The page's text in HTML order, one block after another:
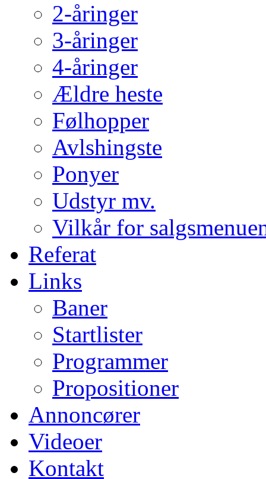
2-åringer
3-åringer
4-åringer
Ældre heste
Følhopper
Avlshingste
Ponyer
Udstyr mv.
Vilkår for
Referat
Links
Baner
Startlister
Programmer
Propositioner
Annoncører
Videoer
Kontakt